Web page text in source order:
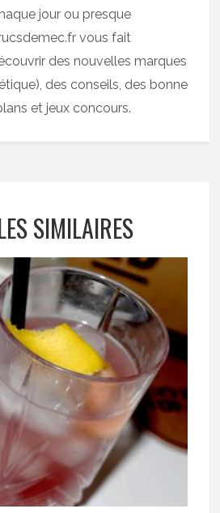
jour ou presque
vous fait
des nouvelles marques
des conseils, des bonne
et jeux concours.
SIMILAIRES